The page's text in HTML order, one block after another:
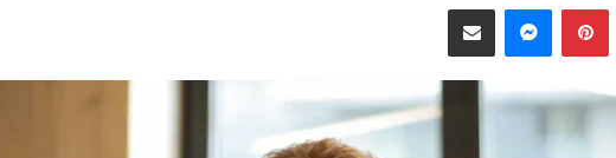
بينتيريستماسنجر مشاركة عبر البريد